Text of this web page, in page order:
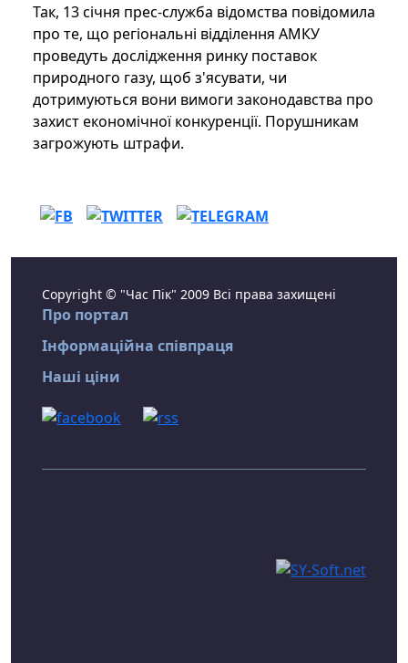
Так, 13 січня прес-служба відомства повідомила
про те, що регіональні відділення АМКУ
проведуть дослідження ринку поставок
природного газу, щоб з'ясувати, чи
дотримуються вони вимоги законодавства про
захист економічної конкуренції. Порушникам
загрожують штрафи.
Copyright © "Час Пік" 2009 Всі права захищені
Про портал
Інформаційна співпраця
Наші ціни